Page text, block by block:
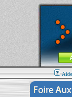
MacBook-fr.com :
Aller au
Aide